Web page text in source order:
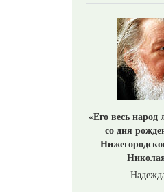
«Его весь
со дня